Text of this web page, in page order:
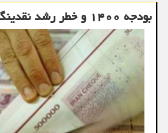
بودجه ۱۴۰۰ و خطر رشد نقدینگی